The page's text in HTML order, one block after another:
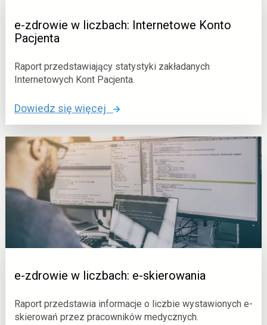
v
w
c
x
c
i
y
c
i
z
c
j
a
j
c
j
n
m
e
y
c
z
n
e
w
c
z
a
c
h
:
e
-
r
e
c
e
t
e-zdrowie w liczbach: Internetowe Konto
Pacjenta
Raport przedstawiający statystyki zakładanych
Internetowych Kont Pacjenta.
Dowiedz się więcej
o
:
e
-
z
d
r
o
w
i
w
i
c
e-zdrowie w liczbach: e-skierowania
Raport przedstawia informacje o liczbie wystawionych e-
skierowań przez pracowników medycznych.